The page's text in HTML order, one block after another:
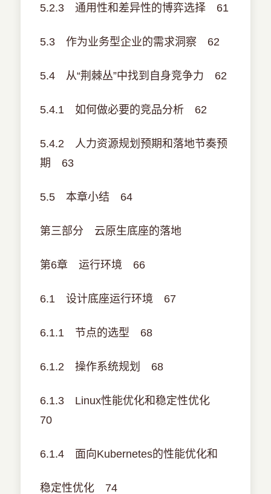
5.2.3 通用性和差异性的博弈选择 61
5.3 作为业务型企业的需求洞察 62
5.4 从“荆棘丛”中找到自身竞争力 62
5.4.1 如何做必要的竞品分析 62
5.4.2 人力资源规划预期和落地节奏预
期 63
5.5 本章小结 64
第三部分 云原生底座的落地
第6章 运行环境 66
6.1 设计底座运行环境 67
6.1.1 节点的选型 68
6.1.2 操作系统规划 68
6.1.3 Linux性能优化和稳定性优化
70
6.1.4 面向Kubernetes的性能优化和
稳定性优化 74